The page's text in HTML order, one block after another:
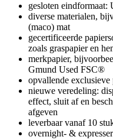
gesloten eindformaat:
diverse materialen,
(maco) mat
gecertificeerde
zoals graspapier en
merkpapier,
Gmund Used FSC®
opvallende exclusieve
nieuwe veredeling:
effect, sluit af en
afgeven
leverbaar vanaf 10
overnight- &